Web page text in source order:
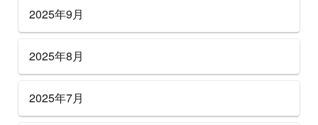
2025年9月
2025年8月
2025年7月